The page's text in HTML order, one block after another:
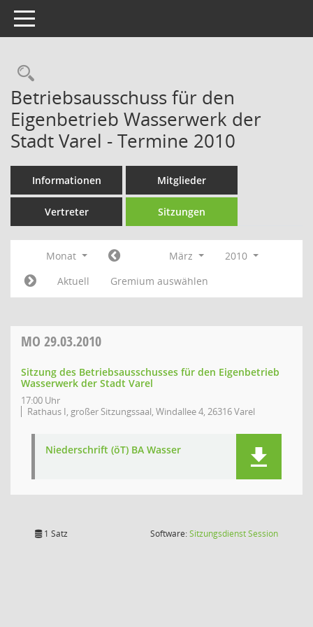
Toggle navigation
Rechercheauswahl
Betriebsausschuss für den
Eigenbetrieb Wasserwerk der
Stadt Varel - Termine 2010
Informationen Mitglieder
Vertreter Sitzungen
Monat März
2010
Aktuell
Gremium auswählen
MO 29.03.2010
Sitzung des Betriebsausschusses für den Eigenbetrieb
Wasserwerk der Stadt Varel
17:00 Uhr
Rathaus I, großer Sitzungssaal, Windallee 4, 26316 Varel
Niederschrift (öT) BA Wasser
1 Satz Software:SitzungsdienstSession(Wird in